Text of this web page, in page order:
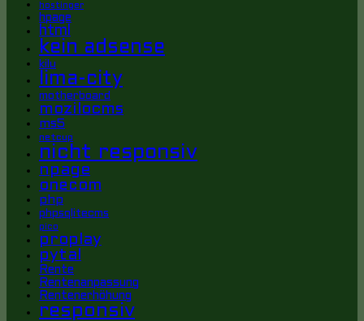
hostinger
hpage
html
kein adsense
kilu
lima-city
motherboard
mozilocms
ms5
netcup
nicht responsiv
npage
onecom
php
phpsqlitecms
pico
proplay
pytal
Rente
Rentenanpassung
Rentenerhöhung
responsiv